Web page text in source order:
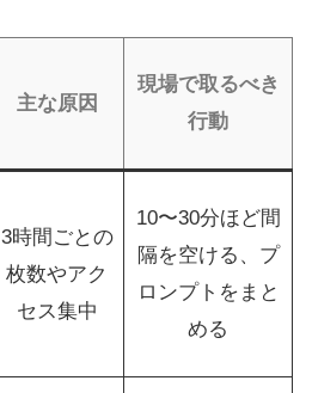
主な原因
現場で取るべき
行動
3時間ごとの
枚数やアク
セス集中
10〜30分ほど間
隔を空ける、プ
ロンプトをまと
める